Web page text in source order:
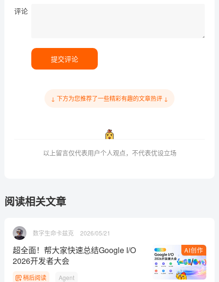
评论
提交评论
↓ 下方为您推荐了一些精彩有趣的文章热评 ↓
以上留言仅代表用户个人观点，不代表优设立场
阅读相关文章
数字生命卡兹克 2026/05/21
AI创作
超全面！帮大家快速总结Google I/O
2026开发者大会
稍后阅读 Agent